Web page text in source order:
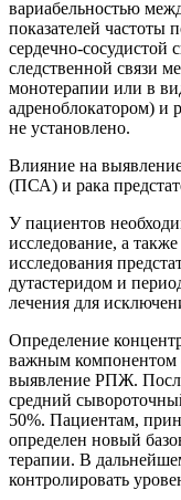
вариабельностью
показателей частоты
сердечно-сосудистой
следственной связи
монотерапии или в
адреноблокатором) и
не установлено.
Влияние на
(ПСА) и рака
У пациентов
исследование, а
исследования
дутастеридом и
лечения для
Определение
важным компонентом
выявление РПЖ.
средний
50%. Пациентам,
определен новый
терапии. В
контролировать